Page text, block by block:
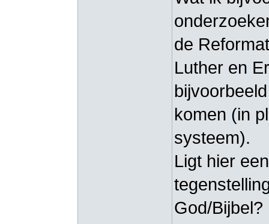
de
Luther en
komen (in
systeem).
Ligt hier
God/Bijbel?